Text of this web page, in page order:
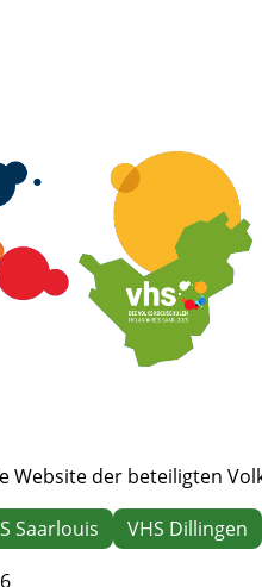
Website der beteiligten
Saarlouis
VHS Dillingen